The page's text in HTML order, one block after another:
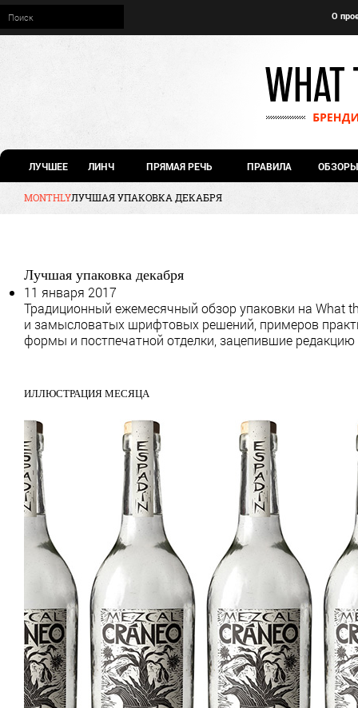
О
ЛУЧШЕЕ ЛИНЧ ПРЯМАЯ РЕЧЬ ПРАВИЛА ОБЗОРЫ
MONTHLYЛУЧШАЯ УПАКОВКА ДЕКАБРЯ
Лучшая упаковка декабря
11 января 2017
Традиционный ежемесячный обзор упаковки на What
и замысловатых шрифтовых решений, примеров
формы и постпечатной отделки, зацепившие редакцию
ИЛЛЮСТРАЦИЯ МЕСЯЦА